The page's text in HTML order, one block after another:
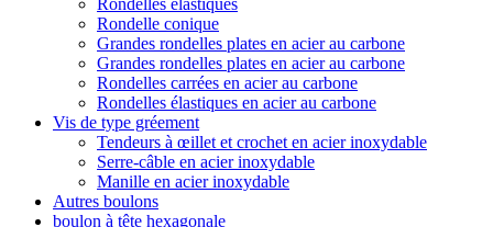
Rondelles élastiques
Rondelle conique
Grandes rondelles plates en acier au carbone
Grandes rondelles plates en acier au carbone
Rondelles carrées en acier au carbone
Rondelles élastiques en acier au carbone
Vis de type gréement
Tendeurs à œillet et crochet en acier inoxydable
Serre-câble en acier inoxydable
Manille en acier inoxydable
Autres boulons
boulon à tête hexagonale